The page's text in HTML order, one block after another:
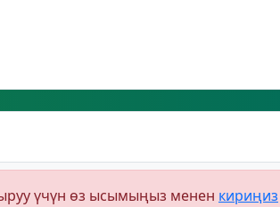
үчүн өз ысымыңыз менен кириңиз